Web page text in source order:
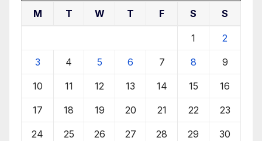
M T W T F S S
1 2
3 4 5 6 7 8 9
10 11 12 13 14 15 16
17 18 19 20 21 22 23
24 25 26 27 28 29 30